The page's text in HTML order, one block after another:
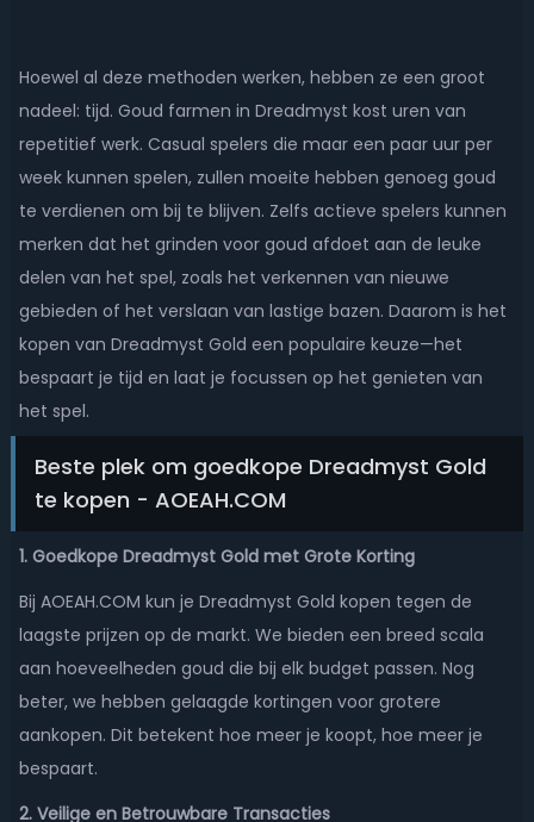
Hoewel al deze methoden werken, hebben ze een groot
nadeel: tijd. Goud farmen in Dreadmyst kost uren van
repetitief werk. Casual spelers die maar een paar uur per
week kunnen spelen, zullen moeite hebben genoeg goud
te verdienen om bij te blijven. Zelfs actieve spelers kunnen
merken dat het grinden voor goud afdoet aan de leuke
delen van het spel, zoals het verkennen van nieuwe
gebieden of het verslaan van lastige bazen. Daarom is het
kopen van Dreadmyst Gold een populaire keuze—het
bespaart je tijd en laat je focussen op het genieten van
het spel.
Beste plek om goedkope Dreadmyst Gold
te kopen - AOEAH.COM
1. Goedkope Dreadmyst Gold met Grote Korting
Bij AOEAH.COM kun je Dreadmyst Gold kopen tegen de
laagste prijzen op de markt. We bieden een breed scala
aan hoeveelheden goud die bij elk budget passen. Nog
beter, we hebben gelaagde kortingen voor grotere
aankopen. Dit betekent hoe meer je koopt, hoe meer je
bespaart.
2. Veilige en Betrouwbare Transacties